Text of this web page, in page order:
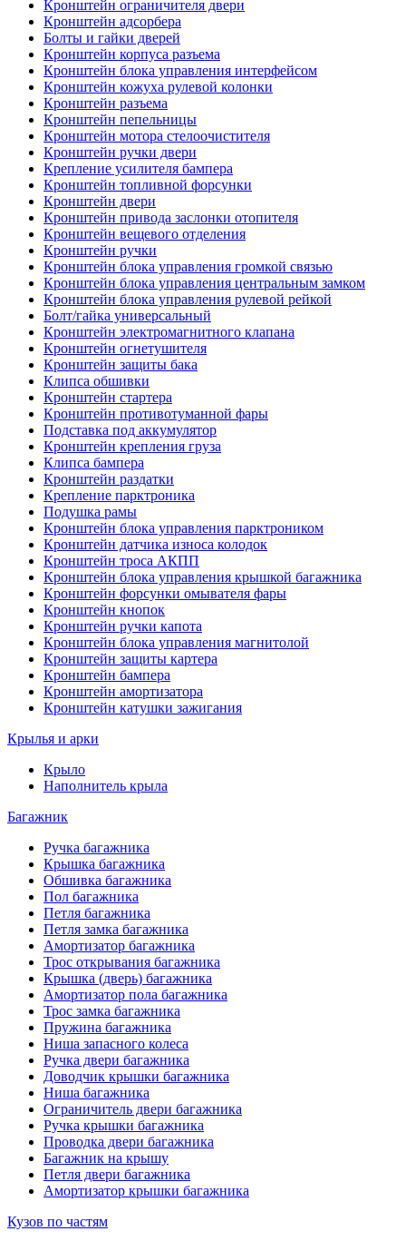
Кронштейн ограничителя двери
Кронштейн адсорбера
Болты и гайки дверей
Кронштейн корпуса разъема
Кронштейн блока управления интерфейсом
Кронштейн кожуха рулевой колонки
Кронштейн разъема
Кронштейн пепельницы
Кронштейн мотора стелоочистителя
Кронштейн ручки двери
Крепление усилителя бампера
Кронштейн топливной форсунки
Кронштейн двери
Кронштейн привода заслонки отопителя
Кронштейн вещевого отделения
Кронштейн ручки
Кронштейн блока управления громкой связью
Кронштейн блока управления центральным замком
Кронштейн блока управления рулевой рейкой
Болт/гайка универсальный
Кронштейн электромагнитного клапана
Кронштейн огнетушителя
Кронштейн защиты бака
Клипса обшивки
Кронштейн стартера
Кронштейн противотуманной фары
Подставка под аккумулятор
Кронштейн крепления груза
Клипса бампера
Кронштейн раздатки
Крепление парктроника
Подушка рамы
Кронштейн блока управления парктроником
Кронштейн датчика износа колодок
Кронштейн троса АКПП
Кронштейн блока управления крышкой багажника
Кронштейн форсунки омывателя фары
Кронштейн кнопок
Кронштейн ручки капота
Кронштейн блока управления магнитолой
Кронштейн защиты картера
Кронштейн бампера
Кронштейн амортизатора
Кронштейн катушки зажигания
Крылья и арки
Крыло
Наполнитель крыла
Багажник
Ручка багажника
Крышка багажника
Обшивка багажника
Пол багажника
Петля багажника
Петля замка багажника
Амортизатор багажника
Трос открывания багажника
Крышка (дверь) багажника
Амортизатор пола багажника
Трос замка багажника
Пружина багажника
Ниша запасного колеса
Ручка двери багажника
Доводчик крышки багажника
Ниша багажника
Ограничитель двери багажника
Ручка крышки багажника
Проводка двери багажника
Багажник на крышу
Петля двери багажника
Амортизатор крышки багажника
Кузов по частям